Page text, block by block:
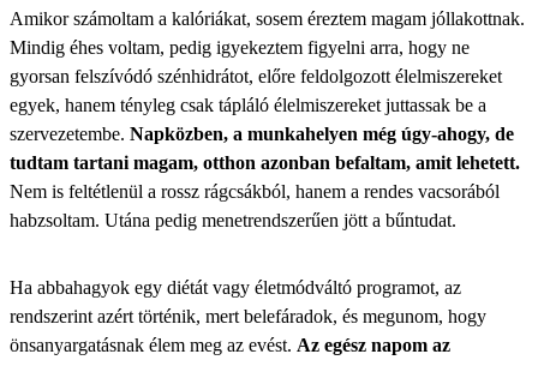
Amikor számoltam a kalóriákat, sosem éreztem magam jóllakottnak.
Mindig éhes voltam, pedig igyekeztem figyelni arra, hogy ne
gyorsan felszívódó szénhidrátot, előre feldolgozott élelmiszereket
egyek, hanem tényleg csak tápláló élelmiszereket juttassak be a
szervezetembe. Napközben, a munkahelyen még úgy-ahogy, de
tudtam tartani magam, otthon azonban befaltam, amit lehetett.
Nem is feltétlenül a rossz rágcsákból, hanem a rendes vacsorából
habzsoltam. Utána pedig menetrendszerűen jött a bűntudat.
Ha abbahagyok egy diétát vagy életmódváltó programot, az
rendszerint azért történik, mert belefáradok, és megunom, hogy
önsanyargatásnak élem meg az evést. Az egész napom az